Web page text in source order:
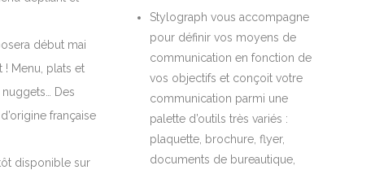
début mai
Menu, plats et
Des
française
disponible sur
Stylograph vous accompagne
pour définir vos moyens de
communication en fonction de
vos objectifs et conçoit votre
communication parmi une
palette d’outils très variés :
plaquette, brochure, flyer,
documents de bureautique,